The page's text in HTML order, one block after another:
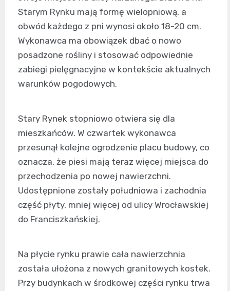
Starym Rynku mają formę wielopniową, a
obwód każdego z pni wynosi około 18-20 cm.
Wykonawca ma obowiązek dbać o nowo
posadzone rośliny i stosować odpowiednie
zabiegi pielęgnacyjne w kontekście aktualnych
warunków pogodowych.
Stary Rynek stopniowo otwiera się dla
mieszkańców. W czwartek wykonawca
przesunął kolejne ogrodzenie placu budowy, co
oznacza, że piesi mają teraz więcej miejsca do
przechodzenia po nowej nawierzchni.
Udostępnione zostały południowa i zachodnia
część płyty, mniej więcej od ulicy Wrocławskiej
do Franciszkańskiej.
Na płycie rynku prawie cała nawierzchnia
została ułożona z nowych granitowych kostek.
Przy budynkach w środkowej części rynku trwa